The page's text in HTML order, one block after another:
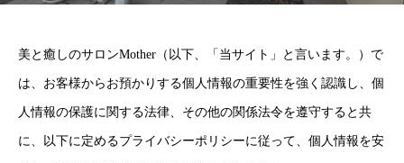
美と癒しのサロンMother（以下、「当サイト」と言います。）で
は、お客様からお預かりする個人情報の重要性を強く認識し、個
人情報の保護に関する法律、その他の関係法令を遵守すると共
に、以下に定めるプライバシーポリシーに従って、個人情報を安